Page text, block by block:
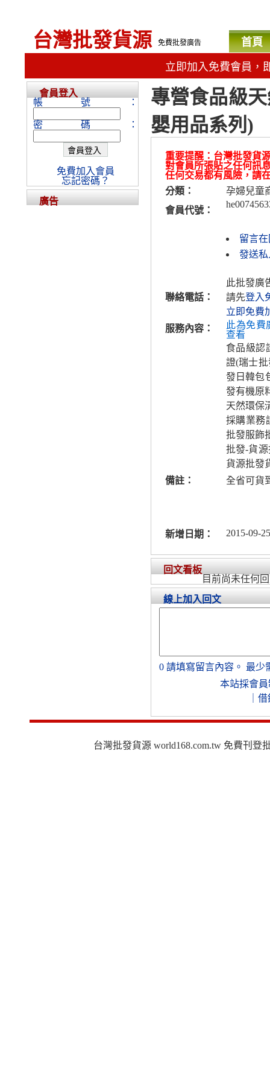
台灣批發貨源 免費批發廣告 首頁
立即加入免費會員，
專營食品級
嬰用品系列)
重要提醒：台灣批發貨
對會員所張貼之任何訊
任何交易都有風險，請
分類：
孕婦兒童
會員代號：
留言
發送私
聯絡電話：
此批發廣
請先登入
立即免費
服務內容：
此為免費
查看
食品級認
證(瑞士
發日韓包
發有機原
天然環保
採購業務
批發服飾
批發-貨
貨源批發
備註：
全省可貨
新增日期： 2015-09-
回文看板
目前尚未任何
線上加入回文
0 請填寫留言內容。 最少
本站採會員
借
會員登入
帳號：
密碼：
免費加入會員
忘記密碼？
廣告
台灣批發貨源 world168.com.tw 免費刊登